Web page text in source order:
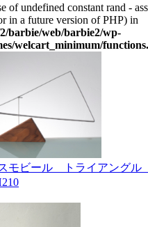
of undefined constant rand -
in a future version of PHP) in
barbie/web/barbie2/wp-
welcart_minimum/
モビール トライアングル